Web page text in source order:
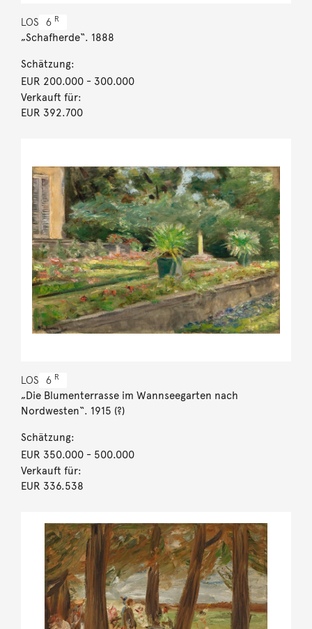
LOS 6 R
„Schafherde“. 1888
Schätzung:
EUR 200.000- 300.000
Verkauft für:
EUR 392.700
LOS 6 R
„Die Blumenterrasse im Wannseegarten nach
Nordwesten“. 1915 (?)
Schätzung:
EUR 350.000- 500.000
Verkauft für:
EUR 336.538